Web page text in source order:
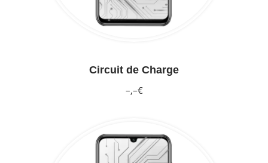
Circuit de Charge
–,–€